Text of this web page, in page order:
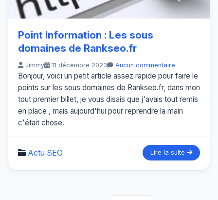
Point Information : Les sous
domaines de Rankseo.fr
Jimmy 11 décembre 2023 Aucun commentaire
Bonjour, voici un petit article assez rapide pour faire le
points sur les sous domaines de Rankseo.fr, dans mon
tout premier billet, je vous disais que j'avais tout remis
en place , mais aujourd'hui pour reprendre la main
c'était chose.
Actu SEO Lire la suite